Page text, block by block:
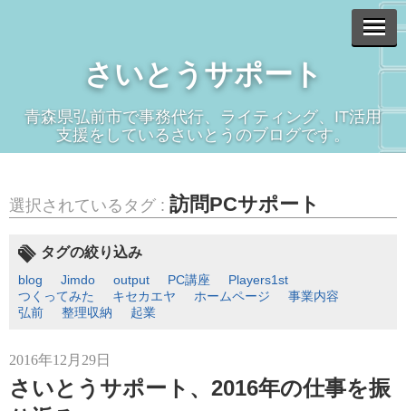
さいとうサポート
青森県弘前市で事務代行、ライティング、IT活用
支援をしているさいとうのブログです。
選択されているタグ : 訪問PCサポート
タグの絞り込み
blog Jimdo output PC講座
Players1st
つくってみた
キセカエヤ ホームページ
事業内容
弘前
整理収納 起業
2016年12月29日
さいとうサポート、2016年の仕事を振